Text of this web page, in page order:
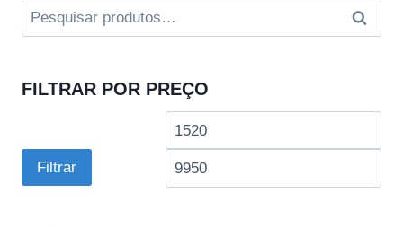
Pesquisar
por:
FILTRAR POR PREÇO
Preço
Filtrar